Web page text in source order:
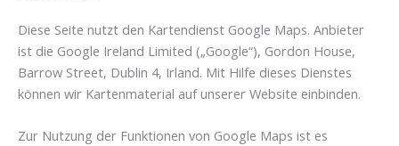
Diese Seite nutzt den Kartendienst Google Maps. Anbieter
ist die Google Ireland Limited („Google“), Gordon House,
Barrow Street, Dublin 4, Irland. Mit Hilfe dieses Dienstes
können wir Kartenmaterial auf unserer Website einbinden.
Zur Nutzung der Funktionen von Google Maps ist es